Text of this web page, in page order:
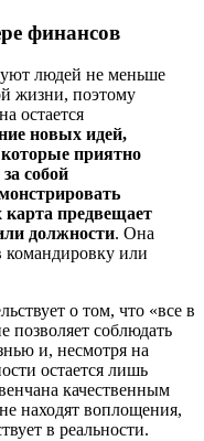
финансов
людей не меньше
жизни, поэтому
остается
новых идей,
приятно
собой
предвещает
должности. Она
командировку или
о том, что «все в
позволяет соблюдать
и, несмотря на
остается лишь
качественным
находят воплощения,
в реальности.